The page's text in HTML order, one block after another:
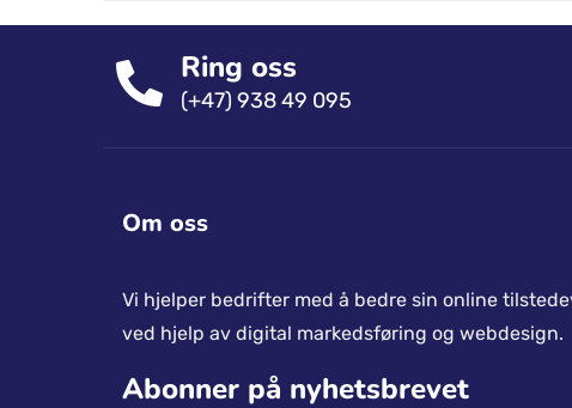
Ring oss
(+47) 938 49 095
Om oss
Vi hjelper bedrifter med å bedre sin online
ved hjelp av digital markedsføring og webdesign.
Abonner på nyhetsbrevet